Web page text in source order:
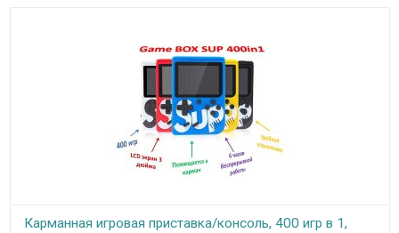
Карманная игровая приставка/консоль, 400 игр в 1,